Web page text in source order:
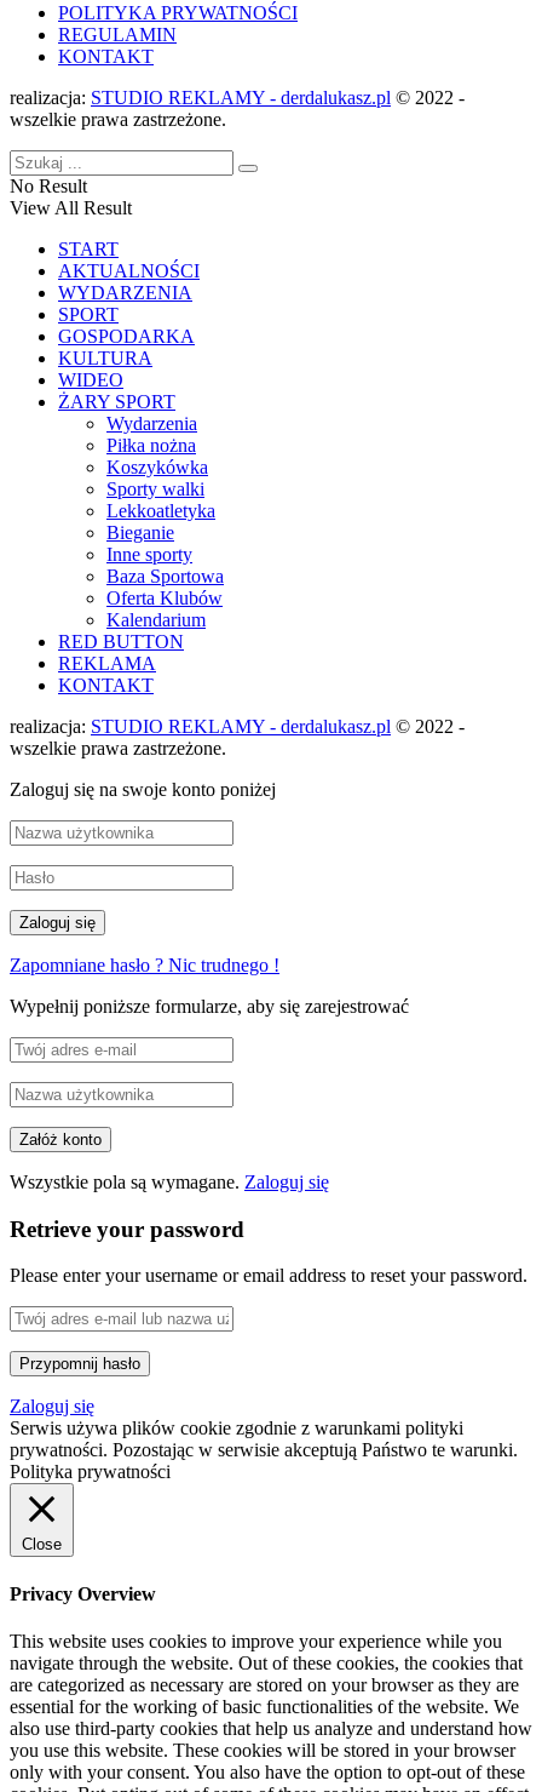
POLITYKA PRYWATNOŚCI
REGULAMIN
KONTAKT
realizacja: STUDIO REKLAMY - derdalukasz.pl © 2022 -
wszelkie prawa zastrzeżone.
No Result
View All Result
START
AKTUALNOŚCI
WYDARZENIA
SPORT
GOSPODARKA
KULTURA
WIDEO
ŻARY SPORT
Wydarzenia
Piłka nożna
Koszykówka
Sporty walki
Lekkoatletyka
Bieganie
Inne sporty
Baza Sportowa
Oferta Klubów
Kalendarium
RED BUTTON
REKLAMA
KONTAKT
realizacja: STUDIO REKLAMY - derdalukasz.pl © 2022 -
wszelkie prawa zastrzeżone.
Zaloguj się na swoje konto poniżej
Zapomniane hasło ? Nic trudnego !
Wypełnij poniższe formularze, aby się zarejestrować
Wszystkie pola są wymagane. Zaloguj się
Retrieve your password
Please enter your username or email address to reset your password.
Zaloguj się
Serwis używa plików cookie zgodnie z warunkami polityki
prywatności. Pozostając w serwisie akceptują Państwo te warunki.
Polityka prywatności
Close
Privacy Overview
This website uses cookies to improve your experience while you
navigate through the website. Out of these cookies, the cookies that
are categorized as necessary are stored on your browser as they are
essential for the working of basic functionalities of the website. We
also use third-party cookies that help us analyze and understand how
you use this website. These cookies will be stored in your browser
only with your consent. You also have the option to opt-out of these